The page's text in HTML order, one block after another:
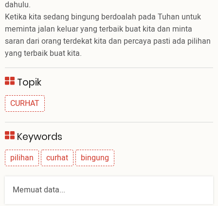
dahulu.
Ketika kita sedang bingung berdoalah pada Tuhan untuk
meminta jalan keluar yang terbaik buat kita dan minta
saran dari orang terdekat kita dan percaya pasti ada pilihan
yang terbaik buat kita.
Topik
CURHAT
Keywords
pilihan curhat bingung
Memuat data...